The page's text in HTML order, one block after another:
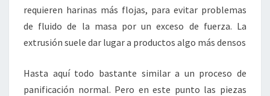
requieren harinas más flojas, para evitar problemas
de fluido de la masa por un exceso de fuerza. La
extrusión suele dar lugar a productos algo más densos
Hasta aquí todo bastante similar a un proceso de
panificación normal. Pero en este punto las piezas